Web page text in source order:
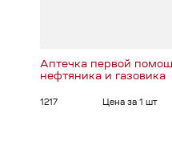
Аптечка первой
нефтяника и газовика
1217 Цена за 1 шт